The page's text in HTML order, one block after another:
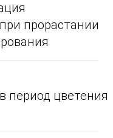
прорастании
период цветения